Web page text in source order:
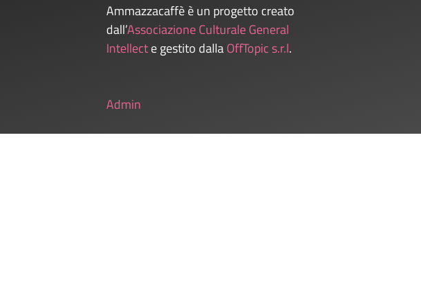
Ammazzacaffè è un progetto creato
dall’Associazione Culturale General
Intellecte gestito dallaOffTopic s.r.l.
Admin